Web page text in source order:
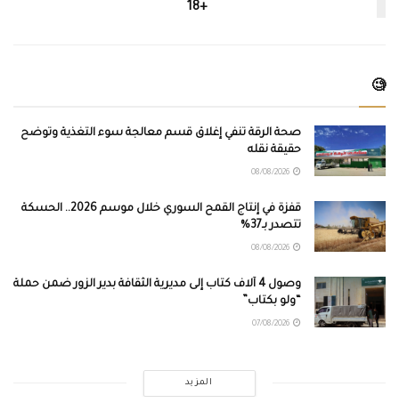
+18
🧐
صحة الرقة تنفي إغلاق قسم معالجة سوء التغذية وتوضح
حقيقة نقله
قفزة في إنتاج القمح السوري خلال موسم 2026.. الحسكة
تتصدر بـ37%
وصول 4 آلاف كتاب إلى مديرية الثقافة بدير الزور ضمن حملة
“ولو بكتاب”
المزيد